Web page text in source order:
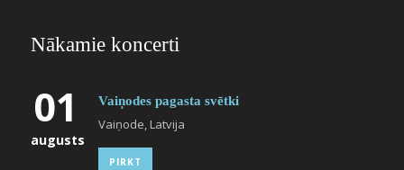
Nākamie koncerti
01
augusts
Vaiņodes pagasta svētki
Vaiņode, Latvija
PIRKT